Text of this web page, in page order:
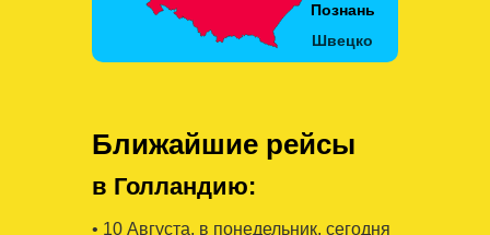
Ближайшие рейсы
в Голландию:
• 10 Августa, в понедельник, сегодня